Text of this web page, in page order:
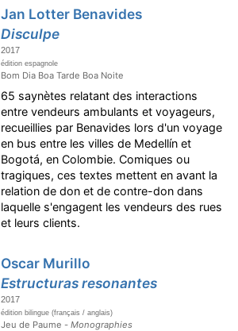
Jan Lotter Benavides
Disculpe
2017
édition espagnole
Bom Dia Boa Tarde Boa Noite
65 saynètes relatant des interactions
entre vendeurs ambulants et voyageurs,
recueillies par Benavides lors d'un voyage
en bus entre les villes de Medellín et
Bogotá, en Colombie. Comiques ou
tragiques, ces textes mettent en avant la
relation de don et de contre-don dans
laquelle s'engagent les vendeurs des rues
et leurs clients.
Oscar Murillo
Estructuras resonantes
2017
édition bilingue (français / anglais)
Jeu de Paume -Monographies